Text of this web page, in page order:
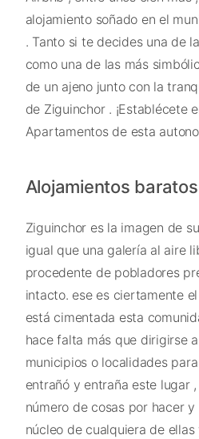
alojamiento soñado en el
. Tanto si te decides una de
como una de las más
de un ajeno junto con la
de Ziguinchor . ¡Establécete
Apartamentos de esta
Alojamientos
Ziguinchor es la imagen de
igual que una galería al aire
procedente de pobladores
intacto. ese es ciertamente
está cimentada esta
hace falta más que dirigirse
municipios o localidades
entrañó y entraña este lugar
número de cosas por hacer
núcleo de cualquiera de